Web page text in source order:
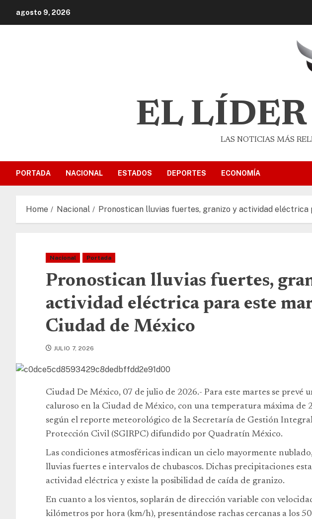
agosto 9, 2026
EL
LAS NOTICIAS MÁS
PORTADA NACIONAL ESTADOS DEPORTES ECONOMÍA
Home Nacional Pronostican lluvias fuertes, granizo y actividad eléctrica
Nacional Portada
Pronostican lluvias fuertes,
actividad eléctrica para este
Ciudad de México
JULIO 7, 2026
Ciudad De México, 07 de julio de 2026.- Para este martes se prevé
caluroso en la Ciudad de México, con una temperatura máxima de
según el reporte meteorológico de la Secretaría de Gestión Integral
Protección Civil (SGIRPC) difundido por Quadratín México.
Las condiciones atmosféricas indican un cielo mayormente
lluvias fuertes e intervalos de chubascos. Dichas precipitaciones
actividad eléctrica y existe la posibilidad de caída de granizo.
En cuanto a los vientos, soplarán de dirección variable con
kilómetros por hora (km/h), presentándose rachas cercanas a los